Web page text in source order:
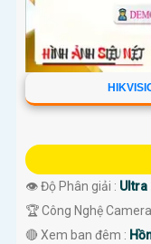
👁 Độ Phân giải : Ultra
🏆 Công Nghệ
🔴 Xem ban đêm :